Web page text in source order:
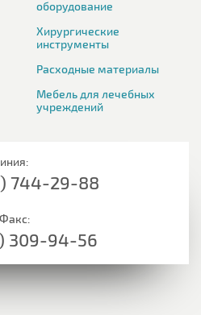
оборудование
Хирургические
инструменты
Расходные материалы
Мебель для лечебных
учреждений
744-29-88
309-94-56